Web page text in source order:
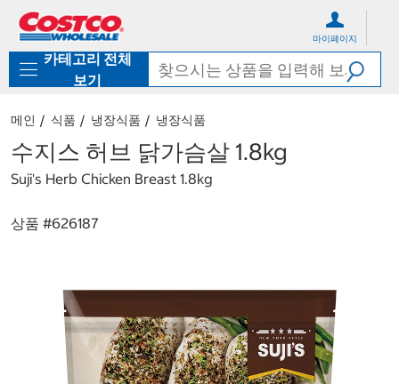
로
기
가
마이페이지
카테고리 전체
보기
메인 식품 냉장식품 냉장식품
수지스 허브 닭가슴살 1.8kg
Suji's Herb Chicken Breast 1.8kg
상품 #626187